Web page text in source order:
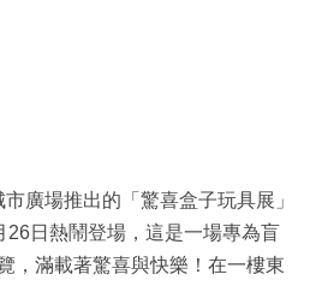
廣場推出的「驚喜盒子玩具展」
日熱鬧登場，這是一場專為盲
，滿載著驚喜與快樂！在一樓東